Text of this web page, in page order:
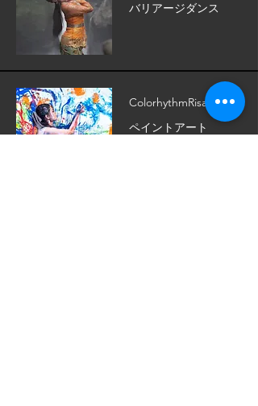
バリアージダンス
ColorhythmRisa
ペイントアート